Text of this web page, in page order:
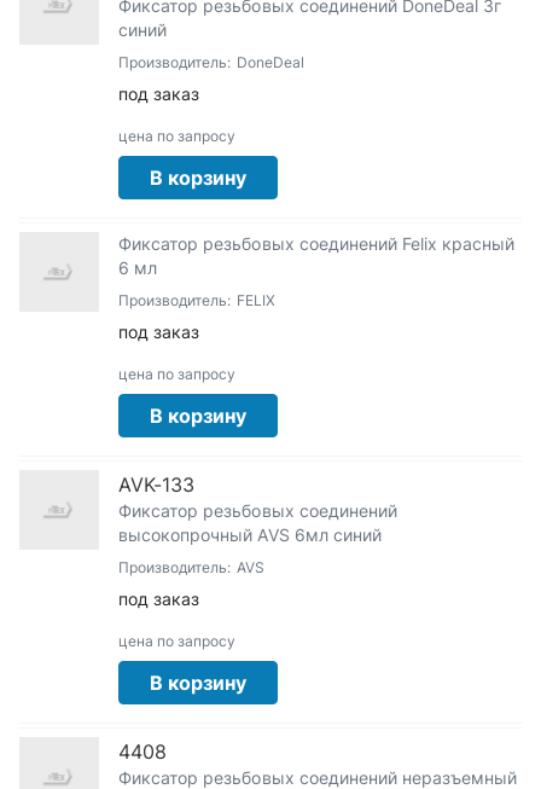
Фиксатор резьбовых соединений DoneDeal 3г
синий
Производитель: DoneDeal
под заказ
цена по запросу
В корзину
Фиксатор резьбовых соединений Felix красный
6 мл
Производитель: FELIX
под заказ
цена по запросу
В корзину
AVK-133
Фиксатор резьбовых соединений
высокопрочный AVS 6мл синий
Производитель: AVS
под заказ
цена по запросу
В корзину
4408
Фиксатор резьбовых соединений неразъемный